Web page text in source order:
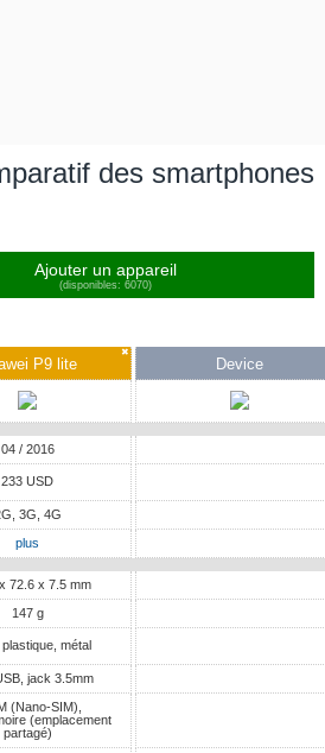
des smartphones
Ajouter un appareil
(disponibles: 6070)
✖
P9 lite Device
04 / 2016
233 USD
3G, 4G
plus
72.6 x 7.5 mm
147 g
métal
jack 3.5mm
(Nano-SIM),
(emplacement
partagé)